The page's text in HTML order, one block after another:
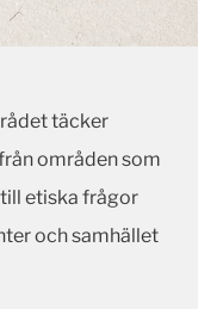
täcker
områden som
etiska frågor
och samhället